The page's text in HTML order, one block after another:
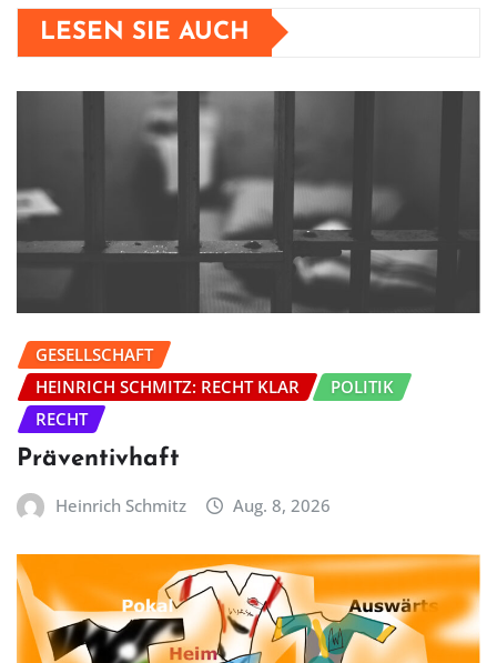
LESEN SIE AUCH
GESELLSCHAFT
HEINRICH SCHMITZ: RECHT KLAR
POLITIK
RECHT
Präventivhaft
Heinrich Schmitz Aug. 8, 2026